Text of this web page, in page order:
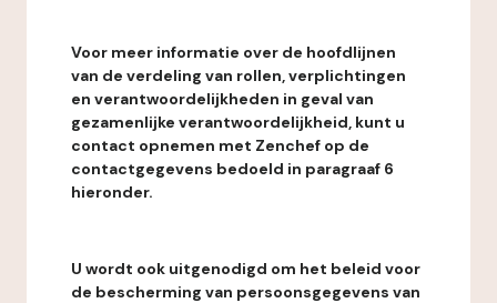
Voor meer informatie over de hoofdlijnen
van de verdeling van rollen, verplichtingen
en verantwoordelijkheden in geval van
gezamenlijke verantwoordelijkheid, kunt u
contact opnemen met Zenchef op de
contactgegevens bedoeld in paragraaf 6
hieronder.
U wordt ook uitgenodigd om het beleid voor
de bescherming van persoonsgegevens van